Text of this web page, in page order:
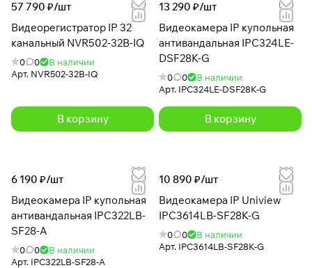
57 790 ₽/шт
Видеорегистратор IP 32
канальный NVR502-32B-IQ
0 0
В наличии
Арт. NVR502-32B-IQ
В корзину
13 290 ₽/шт
Видеокамера IP купольная
антивандальная IPC324LE-
DSF28K-G
0 0
В наличии
Арт. IPC324LE-DSF28K-G
В корзину
6 190 ₽/шт
Видеокамера IP купольная
антивандальная IPC322LB-
SF28-A
0 0
В наличии
Арт. IPC322LB-SF28-A
10 890 ₽/шт
Видеокамера IP Uniview
IPC3614LB-SF28K-G
0 0
В наличии
Арт. IPC3614LB-SF28K-G